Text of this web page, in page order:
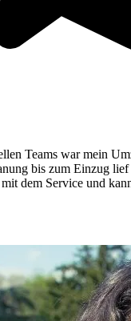
Teams war mein
bis zum Einzug lief
dem Service und